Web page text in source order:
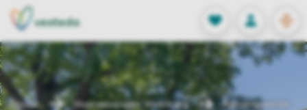
FAVORIETEN
Opgeslagen
INLOGGEN
NL
EN
Home Huurwoningen Voorburg Kersengaarde